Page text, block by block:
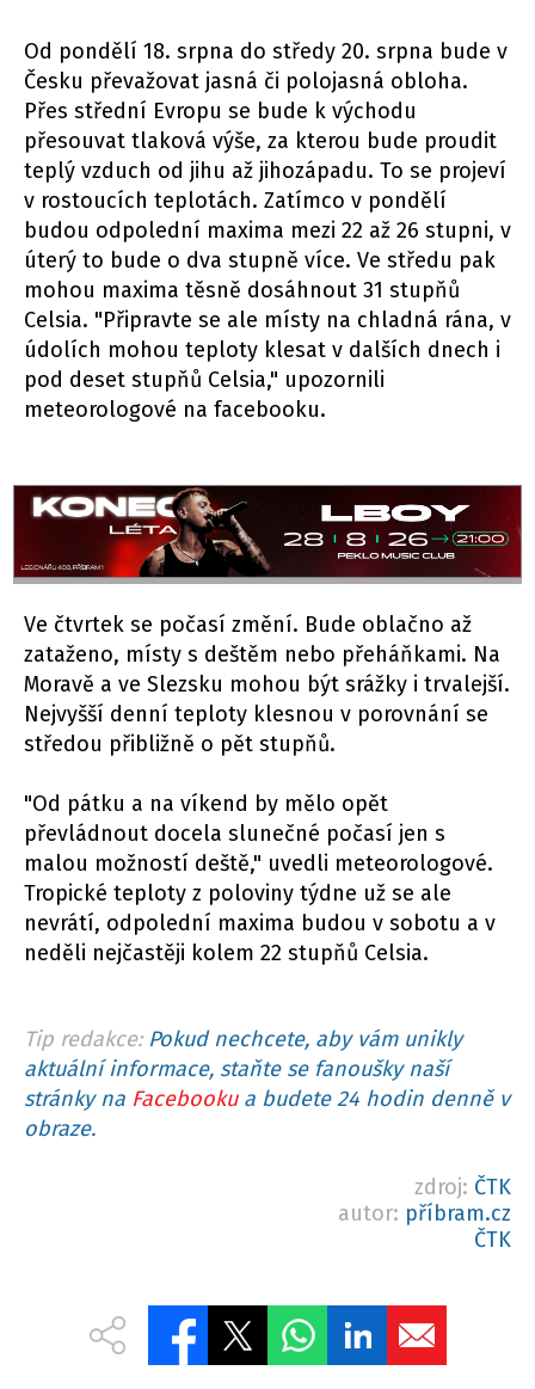
Od pondělí 18. srpna do středy 20. srpna bude v
Česku převažovat jasná či polojasná obloha.
Přes střední Evropu se bude k východu
přesouvat tlaková výše, za kterou bude proudit
teplý vzduch od jihu až jihozápadu. To se projeví
v rostoucích teplotách. Zatímco v pondělí
budou odpolední maxima mezi 22 až 26 stupni, v
úterý to bude o dva stupně více. Ve středu pak
mohou maxima těsně dosáhnout 31 stupňů
Celsia. "Připravte se ale místy na chladná rána, v
údolích mohou teploty klesat v dalších dnech i
pod deset stupňů Celsia," upozornili
meteorologové na facebooku.
Ve čtvrtek se počasí změní. Bude oblačno až
zataženo, místy s deštěm nebo přeháňkami. Na
Moravě a ve Slezsku mohou být srážky i trvalejší.
Nejvyšší denní teploty klesnou v porovnání se
středou přibližně o pět stupňů.
"Od pátku a na víkend by mělo opět
převládnout docela slunečné počasí jen s
malou možností deště," uvedli meteorologové.
Tropické teploty z poloviny týdne už se ale
nevrátí, odpolední maxima budou v sobotu a v
neděli nejčastěji kolem 22 stupňů Celsia.
Tip redakce: Pokud nechcete, aby vám unikly
aktuální informace, staňte se fanoušky naší
stránky na Facebookua budete 24 hodin denně v
obraze.
zdroj: ČTK
autor: příbram.cz
ČTK